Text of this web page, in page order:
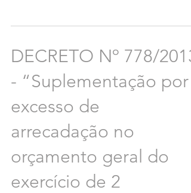
DECRETO Nº 778/2013
- “Suplementação por
excesso de
arrecadação no
orçamento geral do
exercício de 2